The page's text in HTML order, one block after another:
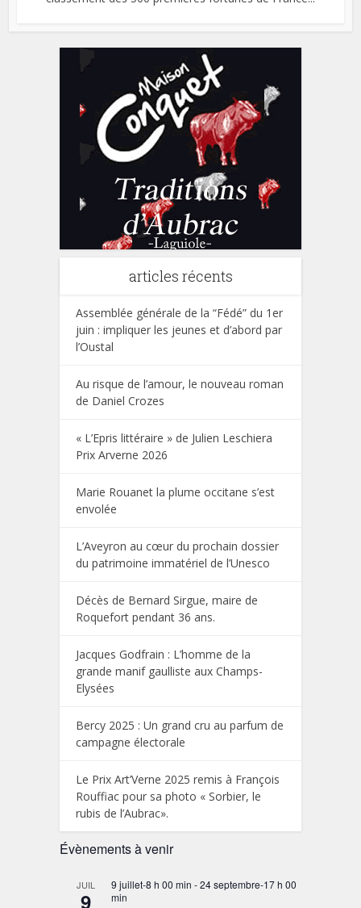
articles récents
Assemblée générale de la “Fédé” du 1er
juin : impliquer les jeunes et d’abord par
l’Oustal
Au risque de l’amour, le nouveau roman
de Daniel Crozes
« L’Epris littéraire » de Julien Leschiera
Prix Arverne 2026
Marie Rouanet la plume occitane s’est
envolée
L’Aveyron au cœur du prochain dossier
du patrimoine immatériel de l’Unesco
Décès de Bernard Sirgue, maire de
Roquefort pendant 36 ans.
Jacques Godfrain : L’homme de la
grande manif gaulliste aux Champs-
Elysées
Bercy 2025 : Un grand cru au parfum de
campagne électorale
Le Prix Art’Verne 2025 remis à François
Rouffiac pour sa photo « Sorbier, le
rubis de l’Aubrac».
Évènements à venir
JUIL
9
9 juillet-8 h 00 min -24 septembre-17 h 00
min